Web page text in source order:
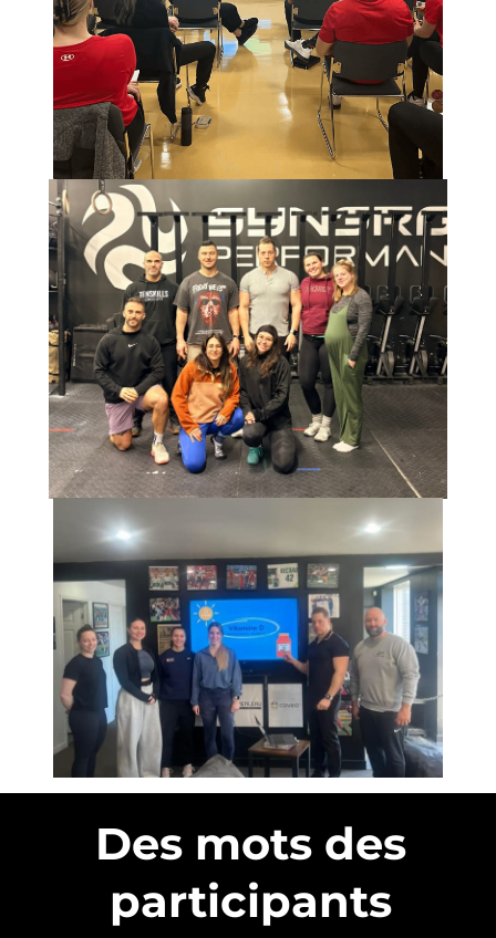
Des mots des
participants